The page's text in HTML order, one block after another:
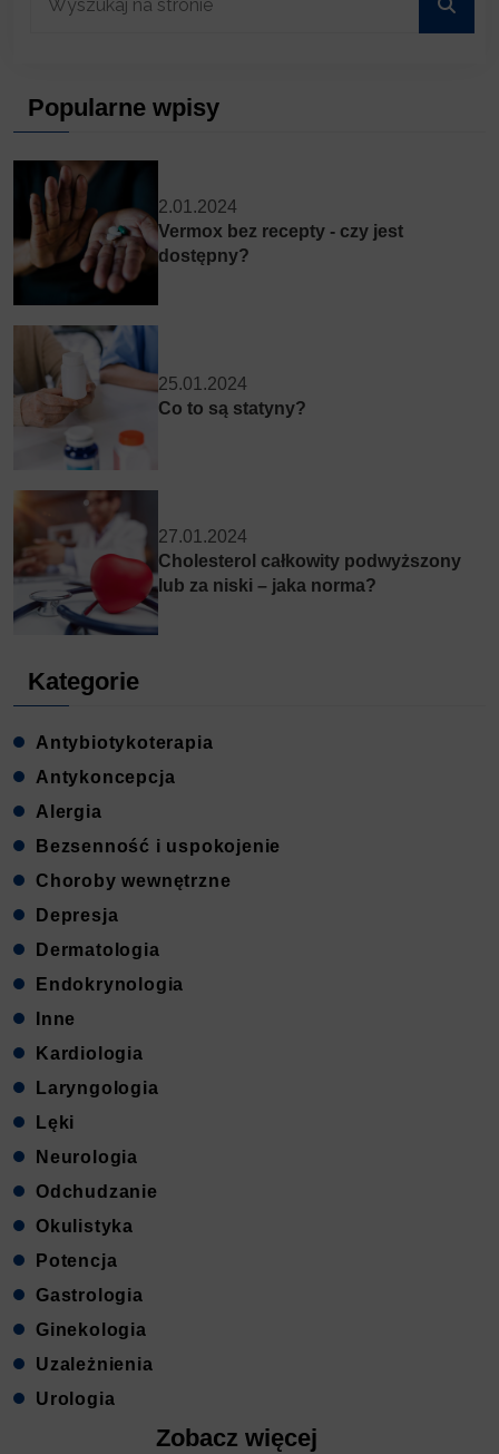
Popularne wpisy
2.01.2024
Vermox bez recepty - czy jest
dostępny?
25.01.2024
Co to są statyny?
27.01.2024
Cholesterol całkowity podwyższony
lub za niski – jaka norma?
Kategorie
Antybiotykoterapia
Antykoncepcja
Alergia
Bezsenność i uspokojenie
Choroby wewnętrzne
Depresja
Dermatologia
Endokrynologia
Inne
Kardiologia
Laryngologia
Lęki
Neurologia
Odchudzanie
Okulistyka
Potencja
Gastrologia
Ginekologia
Uzależnienia
Urologia
Zobacz więcej